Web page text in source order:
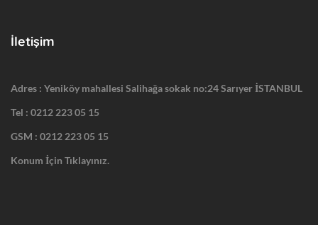
İletişim
Adres : Yeniköy mahallesi Salihağa sokak no:24 Sarıyer İSTANBUL
Tel : 0212 223 05 15
GSM : 0212 223 05 15
Konum İçin Tıklayınız.